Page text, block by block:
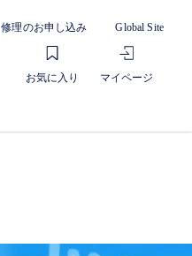
お気に入り マイページ
修理のお申し込み Global Site